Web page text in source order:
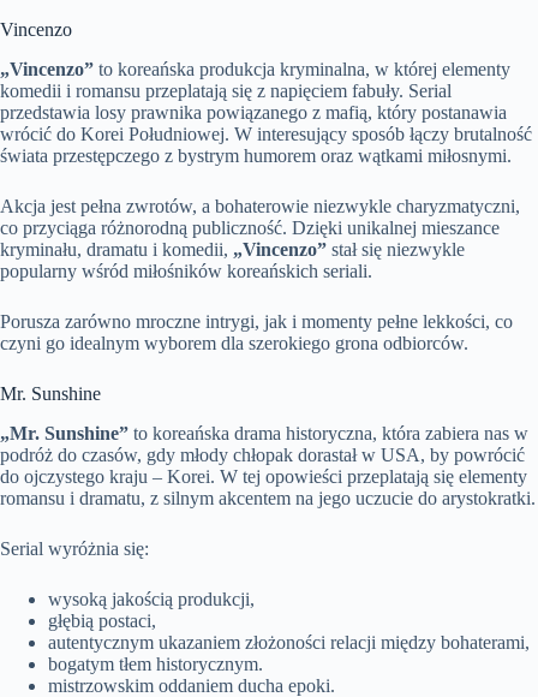
Vincenzo
„Vincenzo” to koreańska produkcja kryminalna, w której elementy
komedii i romansu przeplatają się z napięciem fabuły. Serial
przedstawia losy prawnika powiązanego z mafią, który postanawia
wrócić do Korei Południowej. W interesujący sposób łączy brutalność
świata przestępczego z bystrym humorem oraz wątkami miłosnymi.
Akcja jest pełna zwrotów, a bohaterowie niezwykle charyzmatyczni,
co przyciąga różnorodną publiczność. Dzięki unikalnej mieszance
kryminału, dramatu i komedii, „Vincenzo” stał się niezwykle
popularny wśród miłośników koreańskich seriali.
Porusza zarówno mroczne intrygi, jak i momenty pełne lekkości, co
czyni go idealnym wyborem dla szerokiego grona odbiorców.
Mr. Sunshine
„Mr. Sunshine” to koreańska drama historyczna, która zabiera nas w
podróż do czasów, gdy młody chłopak dorastał w USA, by powrócić
do ojczystego kraju – Korei. W tej opowieści przeplatają się elementy
romansu i dramatu, z silnym akcentem na jego uczucie do arystokratki.
Serial wyróżnia się:
wysoką jakością produkcji,
głębią postaci,
autentycznym ukazaniem złożoności relacji między bohaterami,
bogatym tłem historycznym.
mistrzowskim oddaniem ducha epoki.